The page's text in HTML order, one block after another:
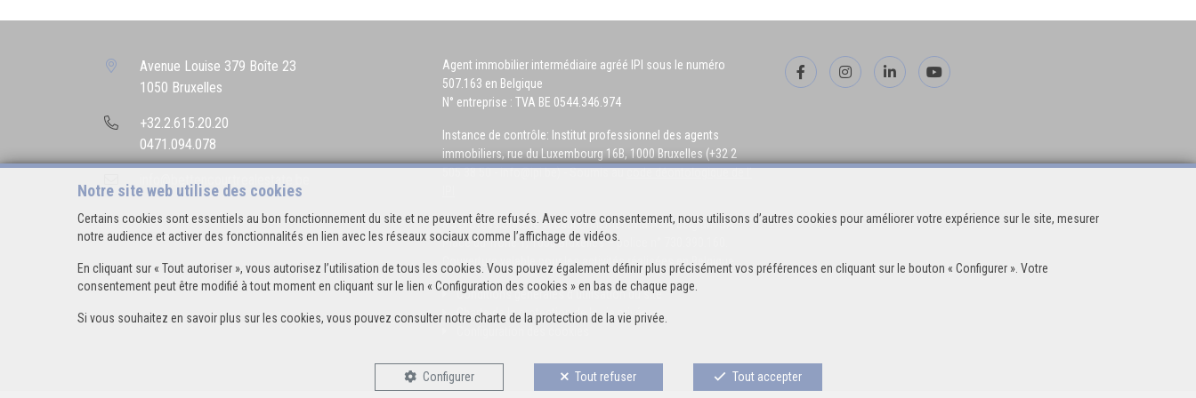
Notre site web utilise des cookies
Certains cookies sont essentiels au bon fonctionnement du site et ne peuvent être refusés. Avec votre consentement, nous utilisons d’autres cookies pour améliorer votre expérience sur le site, mesurer
notre audience et activer des fonctionnalités en lien avec les réseaux sociaux comme l’affichage de vidéos.
En cliquant sur « Tout autoriser », vous autorisez l’utilisation de tous les cookies. Vous pouvez également définir plus précisément vos préférences en cliquant sur le bouton « Configurer ». Votre
consentement peut être modifié à tout moment en cliquant sur le lien « Configuration des cookies » en bas de chaque page.
Si vous souhaitez en savoir plus sur les cookies, vous pouvez consulter notre charte de la protection de la vie privée
Configurer Tout refuser Tout accepter
Avenue Louise 379 Boîte 23
1050 Bruxelles
+32.2.615.20.20
0471.094.078
info@bettencourtrealestate.be
Agent immobilier intermédiaire agréé IPI sous le numéro
507.163 en Belgique
N° entreprise : TVA BE 0544.346.974
Instance de contrôle: Institut professionnel des agents
immobiliers, rue du Luxembourg 16B, 1000 Bruxelles (+32 2
505 38 50 - info@ipi.be) - Soumis aucode déontologique de l’
RC professionnelle et cautionnement via AXA Belgium SA,
Place du Trône 1, 1000 Bruxelles – police n° 730.390.160.
Couverture valable pour les activités réalisées en Belgique
Conditions générales d'utilisation du site
Charte de la protection de la vie privée